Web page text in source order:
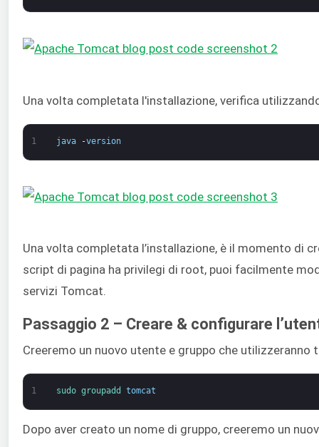
Una volta completata l'installazione, verifica
1 java -version
Una volta completata l’installazione, è il momento di
script di pagina ha privilegi di root, puoi facilmente
servizi Tomcat.
Passaggio 2 – Creare & configurare
Creeremo un nuovo utente e gruppo che
1 sudo groupadd tomcat
Dopo aver creato un nome di gruppo, creeremo un